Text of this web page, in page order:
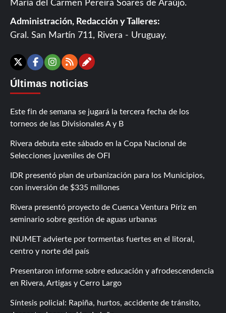
María del Carmen Pereira Soares de Araújo.
Administración, Redacción y Talleres:
Gral. San Martín 711, Rivera - Uruguay.
X Facebook
Instagram
RSSContáctanos
Últimas noticias
Este fin de semana se jugará la tercera fecha de los
torneos de las Divisionales A y B
Rivera debuta este sábado en la Copa Nacional de
Selecciones juveniles de OFI
IDR presentó plan de urbanización para los Municipios,
con inversión de $335 millones
Rivera presentó proyecto de Cuenca Ventura Píriz en
seminario sobre gestión de aguas urbanas
INUMET advierte por tormentas fuertes en el litoral,
centro y norte del país
Presentaron informe sobre educación y afrodescendencia
en Rivera, Artigas y Cerro Largo
Síntesis policial: Rapiña, hurtos, accidente de tránsito,